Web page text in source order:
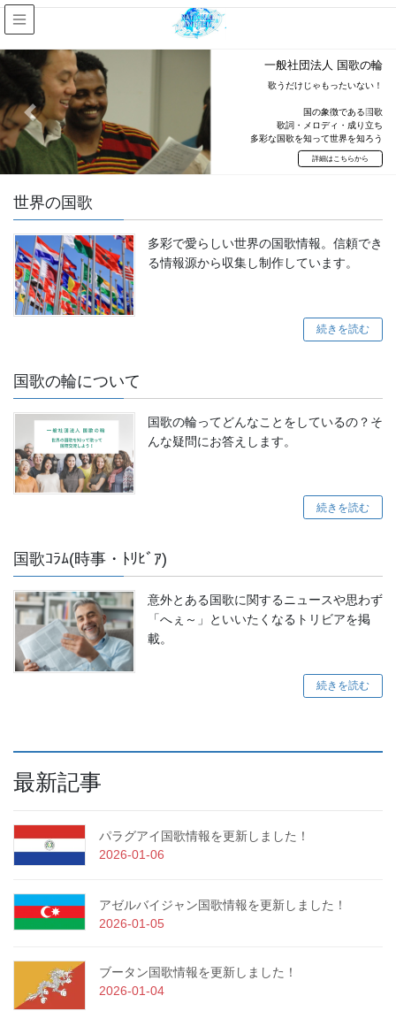
一般社団法人 国歌の輪
歌うだけじゃもったいない！
国の象徴である国歌
歌詞・メロディ・成り立ち
多彩な国歌を知って世界を知ろう
詳細はこちらから
Previous Next
世界の国歌
多彩で愛らしい世界の国歌情報。信頼でき
る情報源から収集し制作しています。
続きを読む
国歌の輪について
国歌の輪ってどんなことをしているの？そ
んな疑問にお答えします。
続きを読む
国歌ｺﾗﾑ(時事・ﾄﾘﾋﾞｱ)
意外とある国歌に関するニュースや思わず
「へぇ～」といいたくなるトリビアを掲
載。
続きを読む
最新記事
パラグアイ国歌情報を更新しました！
2026-01-06
アゼルバイジャン国歌情報を更新しました！
2026-01-05
ブータン国歌情報を更新しました！
2026-01-04